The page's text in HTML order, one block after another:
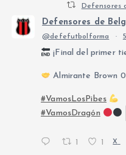
Defensores
Defensores de
@defefutbolforma ·
¡Final del primer
Almirante Brown
#VamosLosPibes
#VamosDragón
1 1 X